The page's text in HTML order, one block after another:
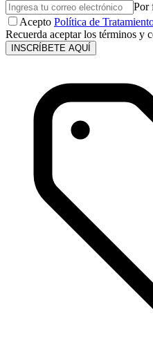
Por
Acepto Política de
Recuerda aceptar los términos y
INSCRÍBETE AQUÍ